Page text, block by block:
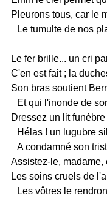
Pleurons tous, car le
Le tumulte de nos
Le fer brille... un cri
C'en est fait ; la
Son bras soutient
Et qui l'inonde de
Dressez un lit
Hélas ! un lugubre
A condamné son
Assistez-le, madame,
Les soins cruels de
Les vôtres le